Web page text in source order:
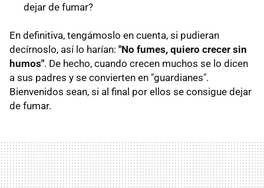
dejar de fumar?
En definitiva, tengámoslo en cuenta, si pudieran
decírnoslo, así lo harían: "No fumes, quiero crecer sin
humos". De hecho, cuando crecen muchos se lo dicen
a sus padres y se convierten en "guardianes".
Bienvenidos sean, si al final por ellos se consigue dejar
de fumar.